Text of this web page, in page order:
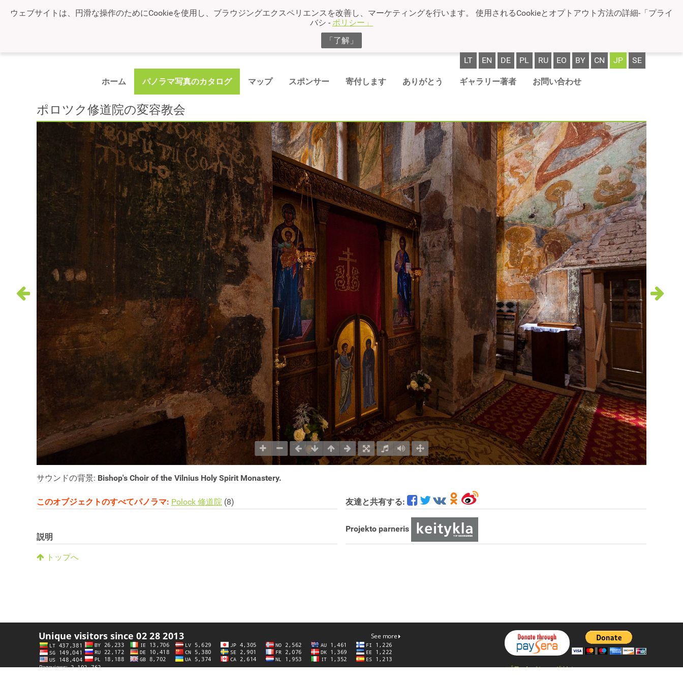
ウェブサイトは、円滑な操作のためにCookieを使用し、ブラウジングエクスペリエンスを改善し、マーケティングを行います。 使用されるCookieとオプトアウト方法の詳細-「プライ
バシ - ポリシー」
「了解」
LT EN DE PL RU EO BY CN JP SE
ホーム パノラマ写真のカタログ マップ スポンサー 寄付します ありがとう ギャラリー著者 お問い合わせ
ポロツク修道院の変容教会
サウンドの背景: Bishop's Choir of the Vilnius Holy Spirit Monastery.
友達と共有する:
Projekto parneris
このオブジェクトのすべてパノラマ: Polock 修道院 (8)
説明
トップへ
プライバシーポリシー